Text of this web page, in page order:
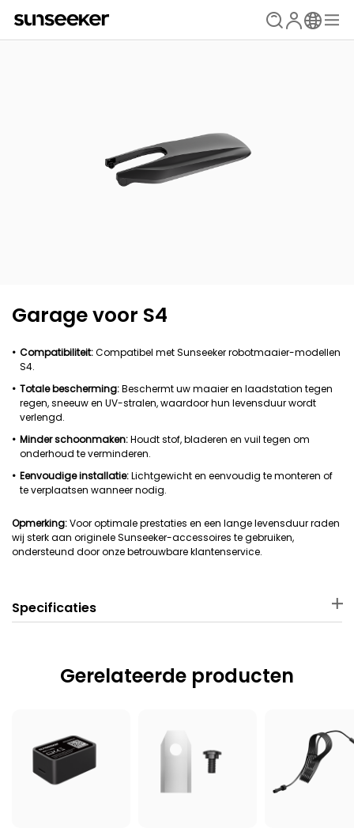
Garage voor S4
Compatibiliteit:Compatibel met Sunseeker robotmaaier-modellen
S4.
Totale bescherming:Beschermt uw maaier en laadstation tegen
regen, sneeuw en UV-stralen, waardoor hun levensduur wordt
verlengd.
Minder schoonmaken:Houdt stof, bladeren en vuil tegen om
onderhoud te verminderen.
Eenvoudige installatie:Lichtgewicht en eenvoudig te monteren of
te verplaatsen wanneer nodig.
Opmerking:Voor optimale prestaties en een lange levensduur raden
wij sterk aan originele Sunseeker-accessoires te gebruiken,
ondersteund door onze betrouwbare klantenservice.
Specificaties
PP
pakket
70 × 47.5 × 7 cm
2000 g
Gerelateerde producten